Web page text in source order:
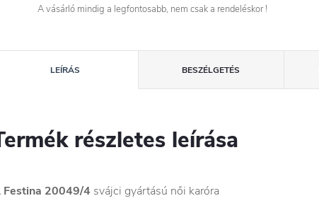
A vásárló mindig a legfontosabb, nem csak a rendeléskor !
LEÍRÁS BESZÉLGETÉS
részletes leírása
Festina 20049/4 svájci gyártású női karóra